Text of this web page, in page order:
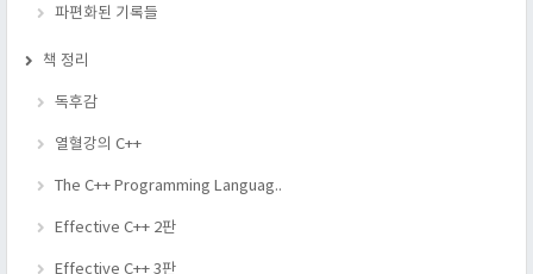
파편화된 기록들
책 정리
독후감
열혈강의 C++
The C++ Programming Languag..
Effective C++ 2판
Effective C++ 3판